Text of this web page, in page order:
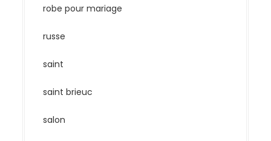
robe pour mariage
russe
saint
saint brieuc
salon